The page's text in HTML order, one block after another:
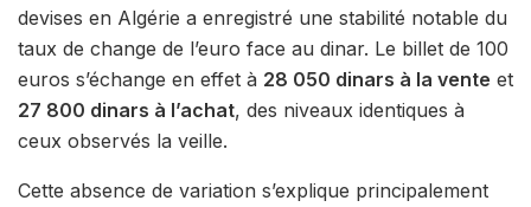
devises en Algérie a enregistré une stabilité notable du
taux de change de l’euro face au dinar. Le billet de 100
euros s’échange en effet à 28 050 dinars à la vente et
27 800 dinars à l’achat, des niveaux identiques à
ceux observés la veille.
Cette absence de variation s’explique principalement